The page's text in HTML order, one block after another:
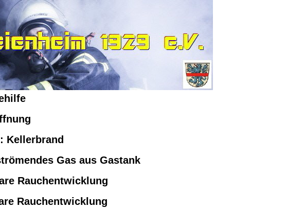
Kellerbrand
Gas aus Gastank
Rauchentwicklung
Rauchentwicklung